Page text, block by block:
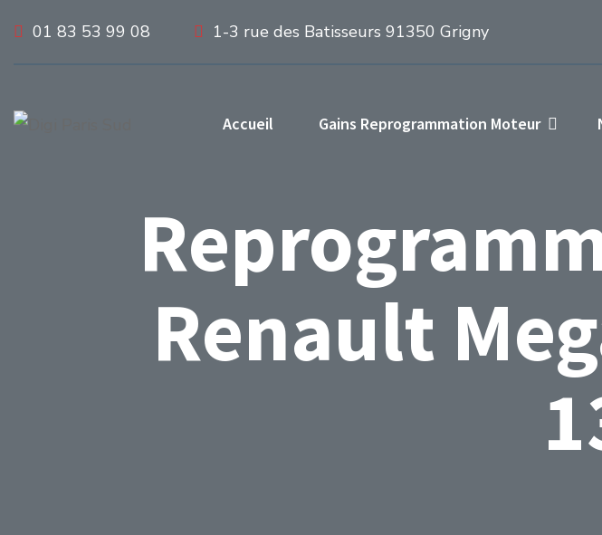
01 83 53 99 08 1-3 rue des Batisseurs 91350 Grigny
Accueil Gains Reprogrammation Moteur
Renault